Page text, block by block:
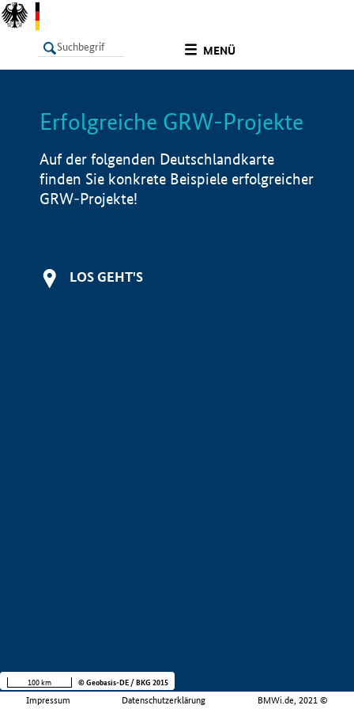
MENÜ
LISTE Info
Erfolgreiche GRW-Projekte
Auf der folgenden Deutschlandkarte
finden Sie konkrete Beispiele erfolgreicher
GRW-Projekte!
LOS GEHT'S
Impressum Datenschutzerklärung BMWi.de, 2021 ©
100 km © Geobasis-DE / BKG 2015